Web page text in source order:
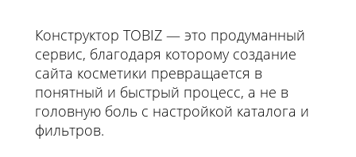
Конструктор TOBIZ — это продуманный
сервис, благодаря которому создание
сайта косметики превращается в
понятный и быстрый процесс, а не в
головную боль с настройкой каталога и
фильтров.